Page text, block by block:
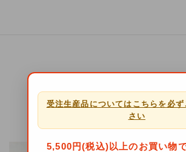
受注生産品についてはこちらを必
さい
5,500円(税込)以上のお買い物
おすすめの関連商品